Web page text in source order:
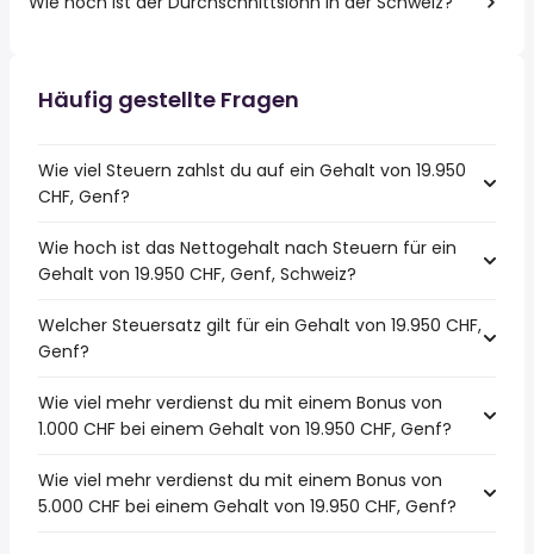
Häufig gestellte Fragen
Wie viel Steuern zahlst du auf ein Gehalt von 19.950
CHF, Genf?
Wie hoch ist das Nettogehalt nach Steuern für ein
Gehalt von 19.950 CHF, Genf, Schweiz?
Welcher Steuersatz gilt für ein Gehalt von 19.950 CHF,
Genf?
Wie viel mehr verdienst du mit einem Bonus von
1.000 CHF bei einem Gehalt von 19.950 CHF, Genf?
Wie viel mehr verdienst du mit einem Bonus von
5.000 CHF bei einem Gehalt von 19.950 CHF, Genf?